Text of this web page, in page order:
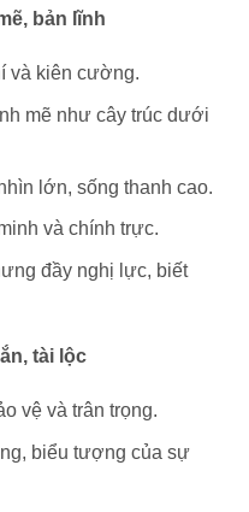
bản lĩnh
và kiên cường.
mẽ như cây trúc dưới
lớn, sống thanh cao.
và chính trực.
đầy nghị lực, biết
tài lộc
vệ và trân trọng.
biểu tượng của sự